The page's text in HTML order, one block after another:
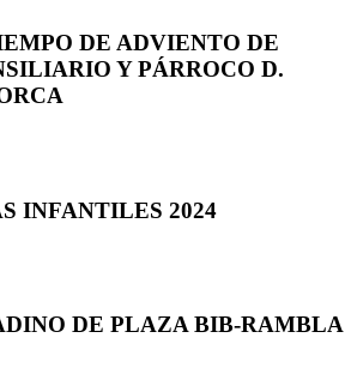
DE ADVIENTO DE
Y PÁRROCO D.
INFANTILES 2024
DE PLAZA BIB-RAMBLA